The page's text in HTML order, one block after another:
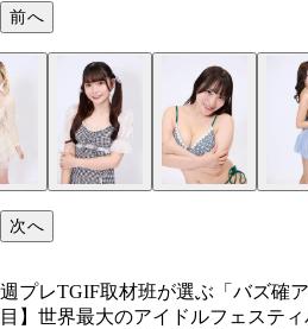
週プレTGIF取材班が選
夏・3日目】
前へ
次へ
週プレTGIF取材班が選ぶ「バズ確
目】世界最大のアイドルフェステ